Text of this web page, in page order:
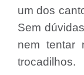
um dos
Sem
nem tentar
trocadilhos.